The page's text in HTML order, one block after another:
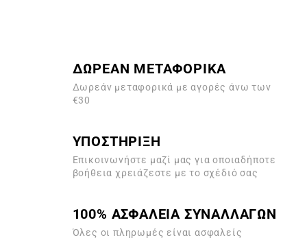
ΔΩΡΕΑΝ ΜΕΤΑΦΟΡΙΚΑ
Δωρεάν μεταφορικά με αγορές άνω των
€30
ΥΠΟΣΤΗΡΙΞΗ
Επικοινωνήστε μαζί μας για οποιαδήποτε
βοήθεια χρειάζεστε με το σχέδιό σας
100% ΑΣΦΑΛΕΙΑ ΣΥΝΑΛΛΑΓΩΝ
Όλες οι πληρωμές είναι ασφαλείς